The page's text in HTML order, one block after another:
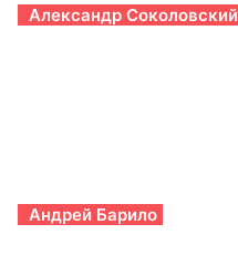
Александр Соколовский
Андрей Барило